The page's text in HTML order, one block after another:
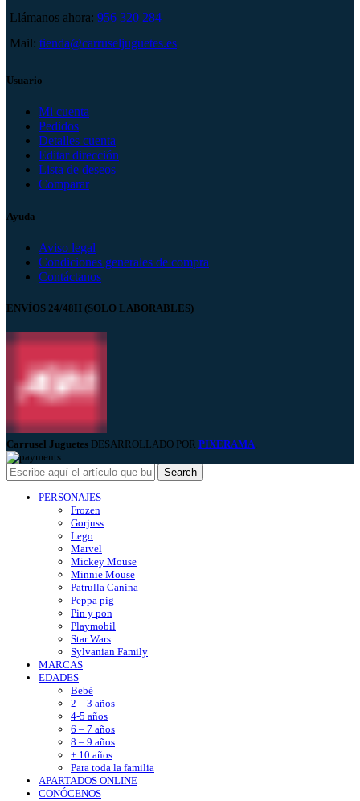
Llámanos ahora: 956 320 284
Mail: tienda@carruseljuguetes.es
Usuario
Mi cuenta
Pedidos
Detalles cuenta
Editar dirección
Lista de deseos
Comparar
Ayuda
Aviso legal
Condiciones generales de compra
Contáctanos
ENVÍOS 24/48H (SOLO LABORABLES)
Carrusel Juguetes DESARROLLADO POR PIXERAMA.
Search
PERSONAJES
Frozen
Gorjuss
Lego
Marvel
Mickey Mouse
Minnie Mouse
Patrulla Canina
Peppa pig
Pin y pon
Playmobil
Star Wars
Sylvanian Family
MARCAS
EDADES
Bebé
2 – 3 años
4-5 años
6 – 7 años
8 – 9 años
+ 10 años
Para toda la familia
APARTADOS ONLINE
CONÓCENOS